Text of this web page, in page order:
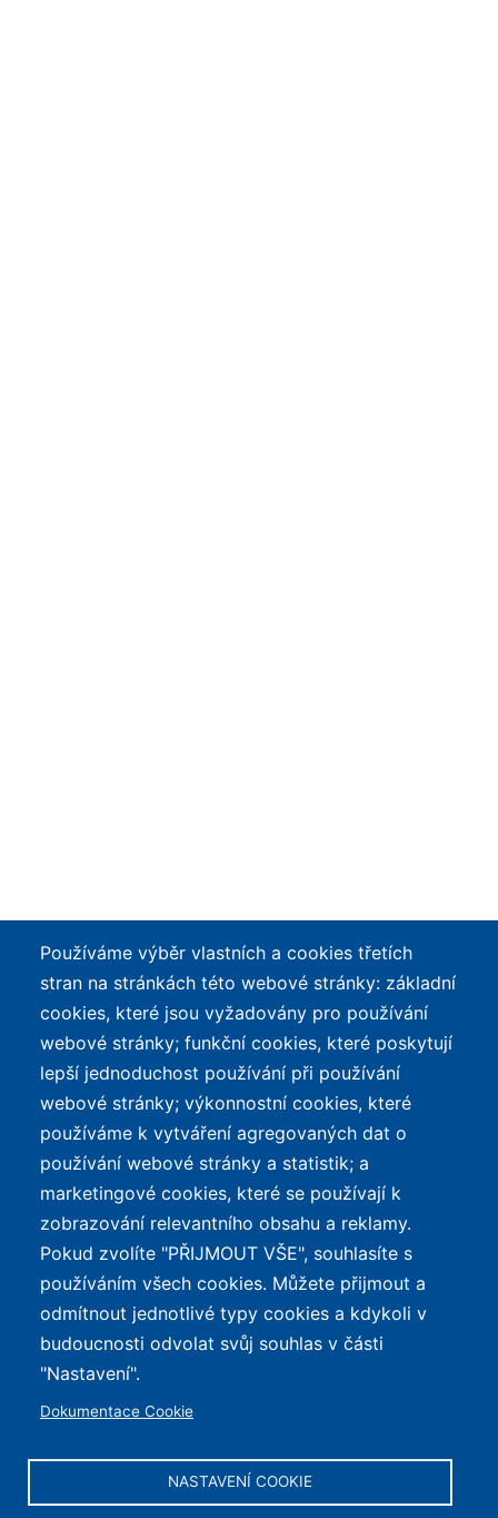
Používáme výběr vlastních a cookies třetích
stran na stránkách této webové stránky: základní
cookies, které jsou vyžadovány pro používání
webové stránky; funkční cookies, které poskytují
lepší jednoduchost používání při používání
webové stránky; výkonnostní cookies, které
používáme k vytváření agregovaných dat o
používání webové stránky a statistik; a
marketingové cookies, které se používají k
zobrazování relevantního obsahu a reklamy.
Pokud zvolíte "PŘIJMOUT VŠE", souhlasíte s
používáním všech cookies. Můžete přijmout a
odmítnout jednotlivé typy cookies a kdykoli v
budoucnosti odvolat svůj souhlas v části
"Nastavení".
Dokumentace Cookie
NASTAVENÍ COOKIE
REKLAMA